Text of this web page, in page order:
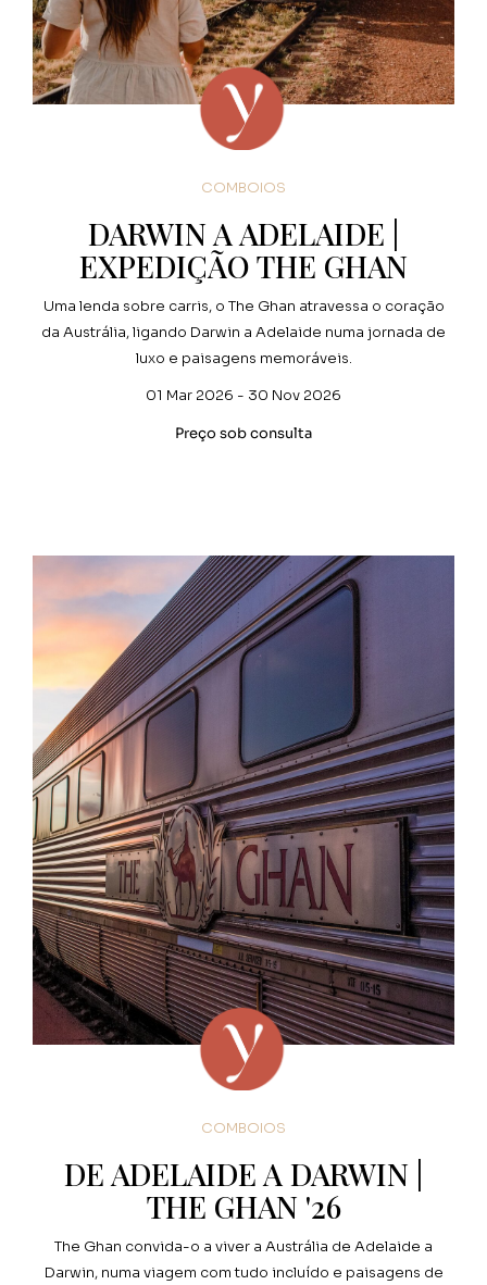
COMBOIOS
DARWIN A ADELAIDE |
EXPEDIÇÃO THE GHAN
Uma lenda sobre carris, o The Ghan atravessa o coração
da Austrália, ligando Darwin a Adelaide numa jornada de
luxo e paisagens memoráveis.
01 Mar 2026 - 30 Nov 2026
Preço sob consulta
COMBOIOS
DE ADELAIDE A DARWIN |
THE GHAN '26
The Ghan convida-o a viver a Austrália de Adelaide a
Darwin, numa viagem com tudo incluído e paisagens de